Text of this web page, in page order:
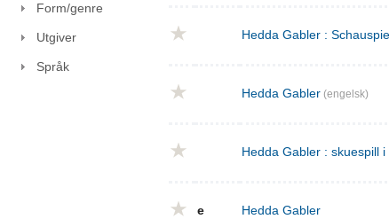
Form/genre
Utgiver
Språk
Hedda Gabler :
Hedda Gabler (engelsk)
Hedda Gabler : skuespill
e Hedda Gabler